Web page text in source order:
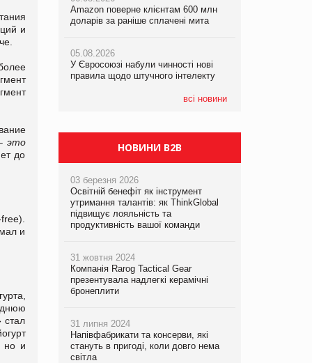
и
это
до
и
стал
но и
Amazon поверне клієнтам 600 млн
доларів за раніше сплачені мита
05.08.2026
У Євросоюзі набули чинності нові
правила щодо штучного інтелекту
всі новини
у VARUS з’явилися новинки від ТМ
ТОКЕРИ
PrivateLabel&FMCG Master 2026
правила щодо штучного інтелекту
Рекламна платформа вимагає від
Google компенсацію за втрату 6,9
трлн рекламних показів
НОВИНИ B2B
03 березня 2026
Освітній бенефіт як інструмент
утримання талантів: як ThinkGlobal
підвищує лояльність та
продуктивність вашої команди
31 жовтня 2024
Компанія Rarog Tactical Gear
презентувала надлегкі керамічні
бронеплити
31 липня 2024
Напівфабрикати та консерви, які
стануть в пригоді, коли довго нема
світла